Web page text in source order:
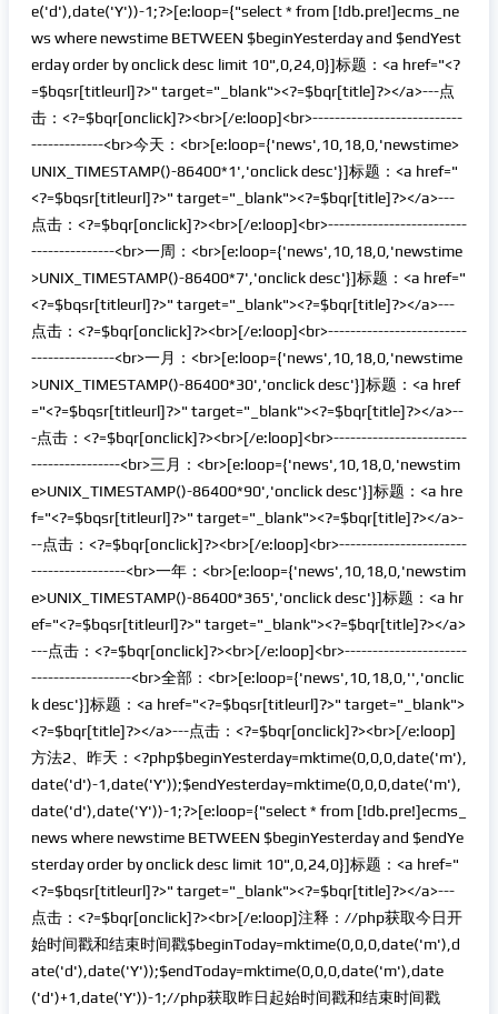
e('d'),date('Y'))-1;?>[e:loop={"select * from [!db.pre!]ecms_ne
ws where newstime BETWEEN $beginYesterday and $endYest
erday order by onclick desc limit 10",0,24,0}]标题：<a href="<?
=$bqsr[titleurl]?>" target="_blank"><?=$bqr[title]?></a>---点
击：<?=$bqr[onclick]?><br>[/e:loop]<br>---------------------------
-------------<br>今天：<br>[e:loop={'news',10,18,0,'newstime>
UNIX_TIMESTAMP()-86400*1','onclick desc'}]标题：<a href="
<?=$bqsr[titleurl]?>" target="_blank"><?=$bqr[title]?></a>---
点击：<?=$bqr[onclick]?><br>[/e:loop]<br>-------------------------
---------------<br>一周：<br>[e:loop={'news',10,18,0,'newstime
>UNIX_TIMESTAMP()-86400*7','onclick desc'}]标题：<a href="
<?=$bqsr[titleurl]?>" target="_blank"><?=$bqr[title]?></a>---
点击：<?=$bqr[onclick]?><br>[/e:loop]<br>-------------------------
---------------<br>一月：<br>[e:loop={'news',10,18,0,'newstime
>UNIX_TIMESTAMP()-86400*30','onclick desc'}]标题：<a href
="<?=$bqsr[titleurl]?>" target="_blank"><?=$bqr[title]?></a>--
-点击：<?=$bqr[onclick]?><br>[/e:loop]<br>------------------------
----------------<br>三月：<br>[e:loop={'news',10,18,0,'newstim
e>UNIX_TIMESTAMP()-86400*90','onclick desc'}]标题：<a hre
f="<?=$bqsr[titleurl]?>" target="_blank"><?=$bqr[title]?></a>-
--点击：<?=$bqr[onclick]?><br>[/e:loop]<br>-----------------------
-----------------<br>一年：<br>[e:loop={'news',10,18,0,'newstim
e>UNIX_TIMESTAMP()-86400*365','onclick desc'}]标题：<a hr
ef="<?=$bqsr[titleurl]?>" target="_blank"><?=$bqr[title]?></a>
---点击：<?=$bqr[onclick]?><br>[/e:loop]<br>----------------------
------------------<br>全部：<br>[e:loop={'news',10,18,0,'','onclic
k desc'}]标题：<a href="<?=$bqsr[titleurl]?>" target="_blank">
<?=$bqr[title]?></a>---点击：<?=$bqr[onclick]?><br>[/e:loop]
方法2、昨天：<?php$beginYesterday=mktime(0,0,0,date('m'),
date('d')-1,date('Y'));$endYesterday=mktime(0,0,0,date('m'),
date('d'),date('Y'))-1;?>[e:loop={"select * from [!db.pre!]ecms_
news where newstime BETWEEN $beginYesterday and $endYe
sterday order by onclick desc limit 10",0,24,0}]标题：<a href="
<?=$bqsr[titleurl]?>" target="_blank"><?=$bqr[title]?></a>---
点击：<?=$bqr[onclick]?><br>[/e:loop]注释：//php获取今日开
始时间戳和结束时间戳$beginToday=mktime(0,0,0,date('m'),d
ate('d'),date('Y'));$endToday=mktime(0,0,0,date('m'),date
('d')+1,date('Y'))-1;//php获取昨日起始时间戳和结束时间戳